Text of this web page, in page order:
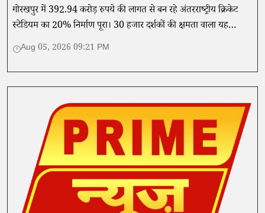
गोरखपुर में 392.94 करोड़ रुपये की लागत से बन रहे अंतरराष्ट्रीय क्रिकेट
स्टेडियम का 20% निर्माण पूरा। 30 हजार दर्शकों की क्षमता वाला यह
स्टेडियम पूर्वांचल को नई खेल पहचान देगा।
Aug 05, 2026 09:21 PM